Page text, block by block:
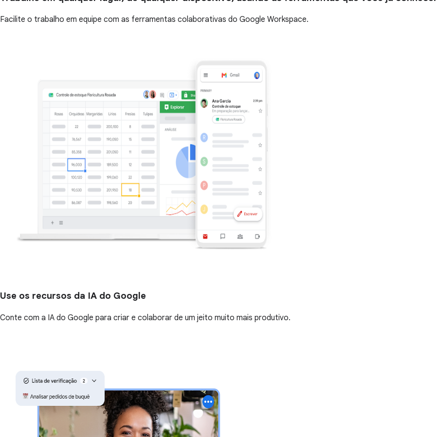
Facilite o trabalho em equipe com as ferramentas colaborativas do Google Workspace.
Use os recursos da IA do Google
Conte com a IA do Google para criar e colaborar de um jeito muito mais produtivo.